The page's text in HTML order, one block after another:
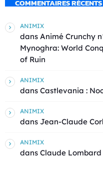
COMMENTAIRES RÉCENTS
ANIMIX
dans Animé Crunchy
Mynoghra: World
of Ruin
ANIMIX
dans Castlevania :
ANIMIX
dans Jean-Claude
ANIMIX
dans Claude Lombard